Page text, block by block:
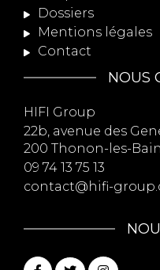
Dossiers
Mentions légales
Contact
NOUS
HIFI Group
22b, avenue des
200 Thonon-les-
09 74 13 75 13
contact@hifi-